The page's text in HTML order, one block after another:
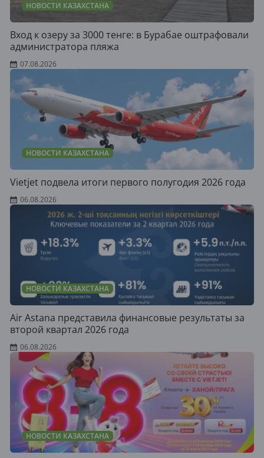
НОВОСТИ КАЗАХСТАНА
Вход к озеру за 3000 тенге: в Бурабае оштрафовали
администратора пляжа
07.08.2026
НОВОСТИ КАЗАХСТАНА
Vietjet подвела итоги первого полугодия 2026 года
06.08.2026
НОВОСТИ КАЗАХСТАНА
Air Astana представила финансовые результаты за
второй квартал 2026 года
06.08.2026
НОВОСТИ КАЗАХСТАНА